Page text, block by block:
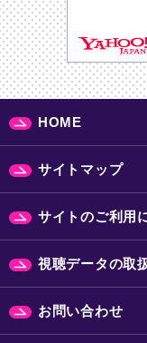
HOME
サイトマップ
サイトのご利用
視聴データの取
お問い合わせ